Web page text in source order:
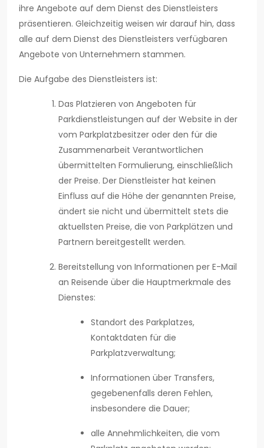
ihre Angebote auf dem Dienst des Dienstleisters
präsentieren. Gleichzeitig weisen wir darauf hin, dass
alle auf dem Dienst des Dienstleisters verfügbaren
Angebote von Unternehmern stammen.
Die Aufgabe des Dienstleisters ist:
Das Platzieren von Angeboten für
Parkdienstleistungen auf der Website in der
vom Parkplatzbesitzer oder den für die
Zusammenarbeit Verantwortlichen
übermittelten Formulierung, einschließlich
der Preise. Der Dienstleister hat keinen
Einfluss auf die Höhe der genannten Preise,
ändert sie nicht und übermittelt stets die
aktuellsten Preise, die von Parkplätzen und
Partnern bereitgestellt werden.
Bereitstellung von Informationen per E-Mail
an Reisende über die Hauptmerkmale des
Dienstes:
Standort des Parkplatzes,
Kontaktdaten für die
Parkplatzverwaltung;
Informationen über Transfers,
gegebenenfalls deren Fehlen,
insbesondere die Dauer;
alle Annehmlichkeiten, die vom